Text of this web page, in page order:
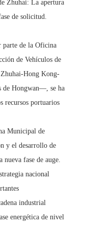
de la Oficina
de Vehículos de
Hong Kong-
de Hongwan—, se ha
recursos portuarios
Municipal de
y el desarrollo de
nueva fase de auge.
nacional
industrial
energética de nivel